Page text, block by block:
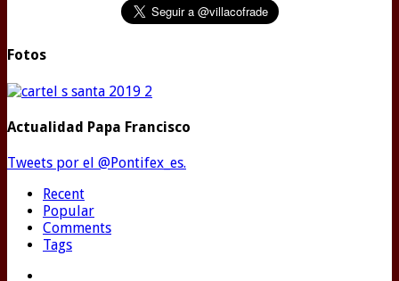
Fotos
Actualidad Papa Francisco
Tweets por el @Pontifex_es.
Recent
Popular
Comments
Tags